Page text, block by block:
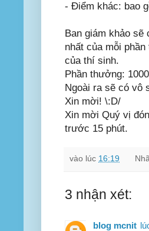
- Điểm khác: bao
Ban giám khảo
nhất của mỗi
của thí sinh.
Phần thưởng:
Ngoài ra sẽ có vô
Xin mời! \:D/
Xin mời Quý vị
trước 15 phút.
vào lúc 16:19
3 nhận xét:
blog mcnit